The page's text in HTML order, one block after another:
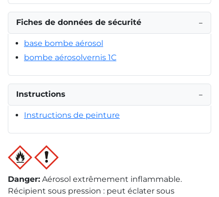
Fiches de données de sécurité −
base bombe aérosol
bombe aérosolvernis 1C
Instructions −
Instructions de peinture
Danger: Aérosol extrêmement inflammable.
Récipient sous pression : peut éclater sous